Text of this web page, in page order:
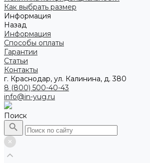
Как выбрать размер
Информация
Назад
Информация
Способы оплаты
Гарантии
Статьи
Контакты
г. Краснодар, ул. Калинина, д. 380
8 (800) 500-40-43
info@in-yug.ru
Поиск